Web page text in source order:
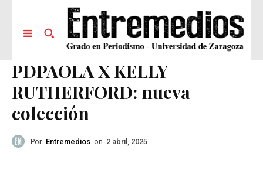
PDPAOLA X KELLY
RUTHERFORD: nueva
colección
Por Entremedios on 2 abril, 2025